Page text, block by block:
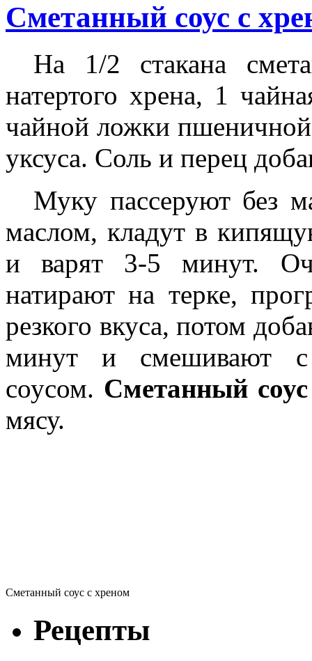
Сметанный соус с
На 1/2 стакана
натертого хрена, 1
чайной ложки
уксуса. Соль и перец
Муку пассеруют без
маслом, кладут в
и варят 3-5 минут.
натирают на терке,
резкого вкуса, потом
минут и смешивают с
соусом. Сметанный
мясу.
Сметанный соус с хреном
Рецепты